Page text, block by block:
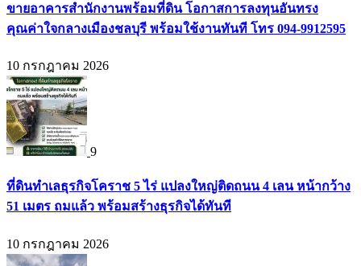
ขายอาคารสำนักงานพร้อมที่ดิน โอกาสการลงทุนอันทรง
คุณค่าใจกลางเมืองชลบุรี พร้อมใช้งานทันที โทร 094-9912595
10 กรกฎาคม 2026
9
ที่ดินทำเลธุรกิจโคราช 5 ไร่ แปลงใหญ่ติดถนน 4 เลน หน้ากว้าง
51 เมตร ถมแล้ว พร้อมสร้างธุรกิจได้ทันที
10 กรกฎาคม 2026